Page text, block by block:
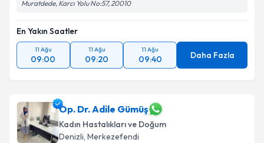
Muratdede, Karcı Yolu No:57, 20010
En Yakın Saatler
11 Ağu
09:00
11 Ağu
09:20
11 Ağu
09:40 Daha Fazla
Op. Dr. Adile Gümüş
Kadın Hastalıkları ve Doğum
Denizli, Merkezefendi